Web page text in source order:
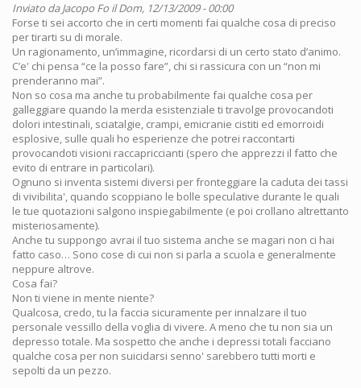
Inviato daJacopo Fo il Dom, 12/13/2009 - 00:00
Forse ti sei accorto che in certi momenti fai qualche cosa di preciso
per tirarti su di morale.
Un ragionamento, un’immagine, ricordarsi di un certo stato d’animo.
C’e' chi pensa “ce la posso fare”, chi si rassicura con un “non mi
prenderanno mai”.
Non so cosa ma anche tu probabilmente fai qualche cosa per
galleggiare quando la merda esistenziale ti travolge provocandoti
dolori intestinali, sciatalgie, crampi, emicranie cistiti ed emorroidi
esplosive, sulle quali ho esperienze che potrei raccontarti
provocandoti visioni raccapriccianti (spero che apprezzi il fatto che
evito di entrare in particolari).
Ognuno si inventa sistemi diversi per fronteggiare la caduta dei tassi
di vivibilita', quando scoppiano le bolle speculative durante le quali
le tue quotazioni salgono inspiegabilmente (e poi crollano altrettanto
misteriosamente).
Anche tu suppongo avrai il tuo sistema anche se magari non ci hai
fatto caso… Sono cose di cui non si parla a scuola e generalmente
neppure altrove.
Cosa fai?
Non ti viene in mente niente?
Qualcosa, credo, tu la faccia sicuramente per innalzare il tuo
personale vessillo della voglia di vivere. A meno che tu non sia un
depresso totale. Ma sospetto che anche i depressi totali facciano
qualche cosa per non suicidarsi senno' sarebbero tutti morti e
sepolti da un pezzo.